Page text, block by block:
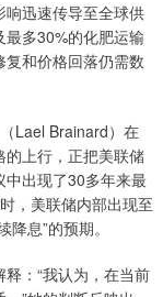
迅速传导至全球供
多30%的化肥运输
和价格回落仍需数
Lael Brainard）在
上行，正把美联储
中出现了30多年来最
，美联储内部出现至
息”的预期。
：“我认为，在当前